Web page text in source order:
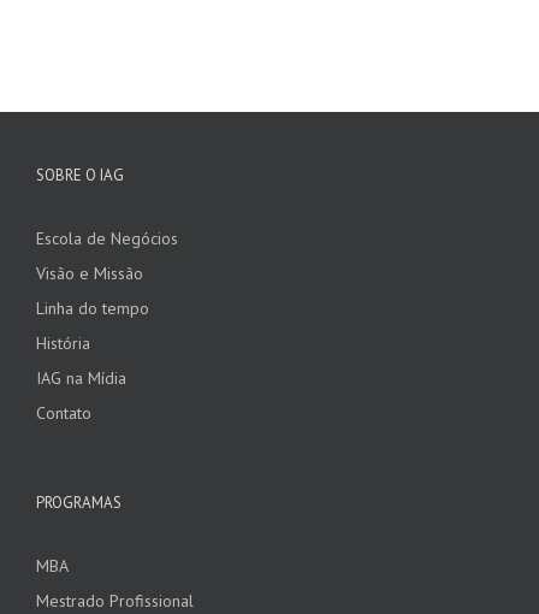
SOBRE O IAG
Escola de Negócios
Visão e Missão
Linha do tempo
História
IAG na Mídia
Contato
PROGRAMAS
MBA
Mestrado Profissional